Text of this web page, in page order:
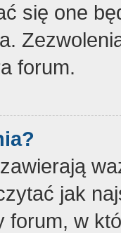
się one
forum.
jak
w